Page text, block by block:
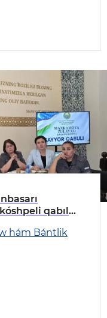
qabıl
hám Bántlik